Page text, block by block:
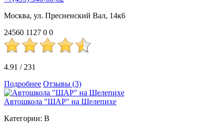
Москва, ул. Пресненский Вал, 14к6
24560 1127 0 0
4.91 / 231
Подробнее Отзывы (3)
Автошкола "ШАР" на Шелепихе
Категории: B